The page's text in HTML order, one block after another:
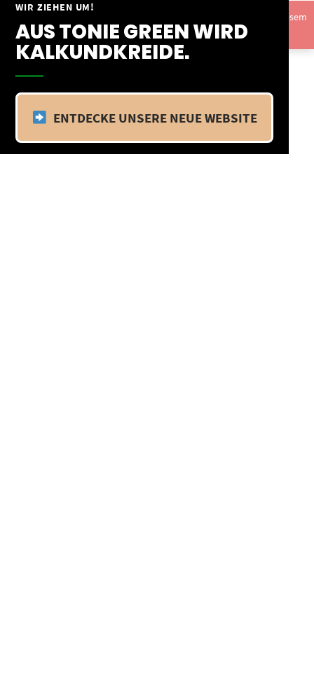
WIR ZIEHEN UM!
AUS TONIE GREEN WIRD
KALKUNDKREIDE.
ENTDECKE UNSERE NEUE WEBSITE
Springe
Inhalt
Vom 09.04.25 - 20.04.25 befinden wir uns im Betriebsurlaub. In diesem
Zeitraum findet kein Versand statt.Ausblenden